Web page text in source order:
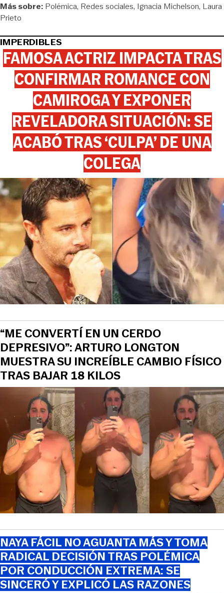
Más sobre: Polémica Redes sociales Ignacia Michelson Laura
Prieto
IMPERDIBLES
FAMOSA ACTRIZ IMPACTA TRAS
CONFIRMAR ROMANCE CON
CAMIROGA Y EXPONER
REVELADORA SITUACIÓN: SE
ACABÓ TRAS ‘CULPA’ DE UNA
COLEGA
“ME CONVERTÍ EN UN CERDO
DEPRESIVO”: ARTURO LONGTON
MUESTRA SU INCREÍBLE CAMBIO FÍSICO
TRAS BAJAR 18 KILOS
NAYA FÁCIL NO AGUANTA MÁS Y TOMA
RADICAL DECISIÓN TRAS POLÉMICA
POR CONDUCCIÓN EXTREMA: SE
SINCERÓ Y EXPLICÓ LAS RAZONES